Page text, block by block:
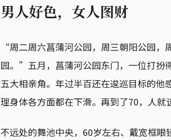
男人好色，女人图财
“周二周六菖蒲河公园，周三朝阳公园
园。”五月，菖蒲河公园东门，一位打扮
五大相亲角。年过半百还在逡巡目标的
理身体各方面都在下滑。再到了70，人就
不远处的舞池中央，60岁左右、戴宽框